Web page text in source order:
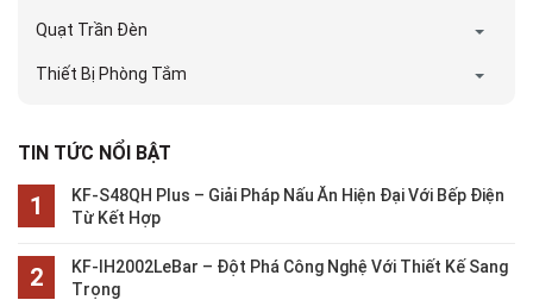
Quạt Trần Đèn
Thiết Bị Phòng Tắm
TIN TỨC NỔI BẬT
KF-S48QH Plus – Giải Pháp Nấu Ăn Hiện Đại Với Bếp Điện
Từ Kết Hợp
KF-IH2002LeBar – Đột Phá Công Nghệ Với Thiết Kế Sang
Trọng